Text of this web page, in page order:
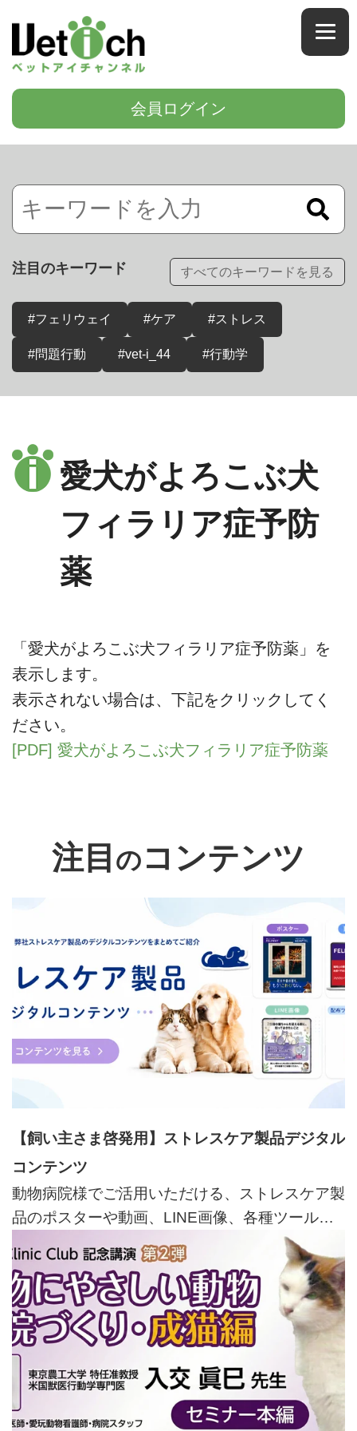
会員ログイン
注目のキーワード すべてのキーワードを見る
#フェリウェイ #ケア #ストレス
#問題行動 #vet-i_44 #行動学
愛犬がよろこぶ犬
フィラリア症予防
薬
「愛犬がよろこぶ犬フィラリア症予防薬」を
表示します。
表示されない場合は、下記をクリックしてく
ださい。
[PDF] 愛犬がよろこぶ犬フィラリア症予防薬
注目 のコンテンツ
【飼い主さま啓発用】ストレスケア製品デジタル
コンテンツ
動物病院様でご活用いただける、ストレスケア製
品のポスターや動画、LINE画像、各種ツールを
ご用意しています。